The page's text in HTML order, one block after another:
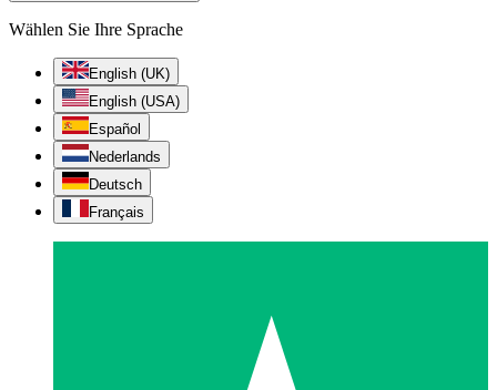
Wählen Sie Ihre Sprache
English (UK)
English (USA)
Español
Nederlands
Deutsch
Français